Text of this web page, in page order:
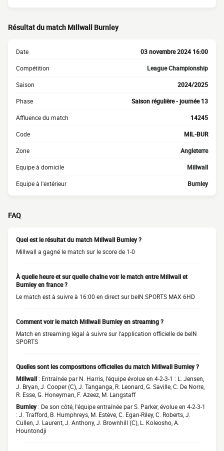
Résultat du match Millwall Burnley
Date 03 novembre 2024 16:00
Compétition League Championship
Saison 2024/2025
Phase Saison régulière - journée 13
Affluence du match 14245
Code MIL-BUR
Zone Angleterre
Equipe à domicile Millwall
Equipe à l'extérieur Burnley
FAQ
Quel est le résultat du match Millwall Burnley ?
Millwall a gagné le match sur le score de 1-0
À quelle heure et sur quelle chaîne voir le match entre Millwall et
Burnley en france ?
Le match est à suivre à 16:00 en direct sur beIN SPORTS MAX 6HD
Comment voir le match Millwall Burnley en streaming ?
Match en streaming légal à suivre sur l'application officielle de beIN
SPORTS
Quelles sont les compositions officielles du match Millwall Burnley ?
Millwall : Entraînée par N. Harris, l'équipe évolue en 4-2-3-1 : L. Jensen,
J. Bryan, J. Cooper (C), J. Tanganga, R. Leonard, G. Saville, C. De Norre,
R. Esse, G. Honeyman, F. Azeez, M. Langstaff
Burnley: De son côté, l'équipe entraînée par S. Parker, évolue en 4-2-3-1
: J. Trafford, B. Humphreys, M. Estève, C. Egan-Riley, C. Roberts, J.
Cullen, J. Laurent, J. Anthony, J. Brownhill (C), L. Koleosho, A.
Hountondji